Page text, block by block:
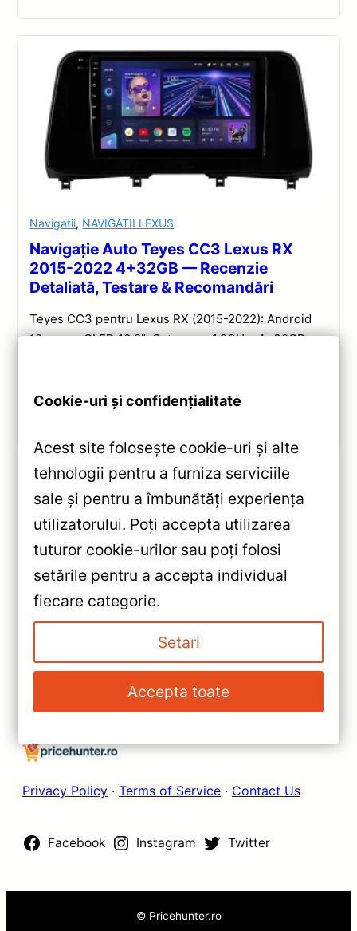
Navigatii, NAVIGATII LEXUS
Navigație Auto Teyes CC3 Lexus RX
2015-2022 4+32GB — Recenzie
Detaliată, Testare & Recomandări
Teyes CC3 pentru Lexus RX (2015-2022): Android
10, ecran QLED 10.2″, Octa-core 1.8GHz, 4+32GB,
«Navigație Teyes CC3 2K pentru
Kia Cerato (2012-2017) —
Recenzie Detaliată, Testare &
Recomandări
TPRO 2 Nissan X-Trail (2013–
2017) Teyes — Recenzie
Detaliată, Testare &
Recomandări
Privacy Policy · Terms of Service · Contact Us
Facebook Instagram Twitter
© Pricehunter.ro
Cookie-uri și confidențialitate
Acest site folosește cookie-uri și alte
tehnologii pentru a furniza serviciile
sale și pentru a îmbunătăți experiența
utilizatorului. Poți accepta utilizarea
tuturor cookie-urilor sau poți folosi
setările pentru a accepta individual
fiecare categorie.
Setari
Accepta toate